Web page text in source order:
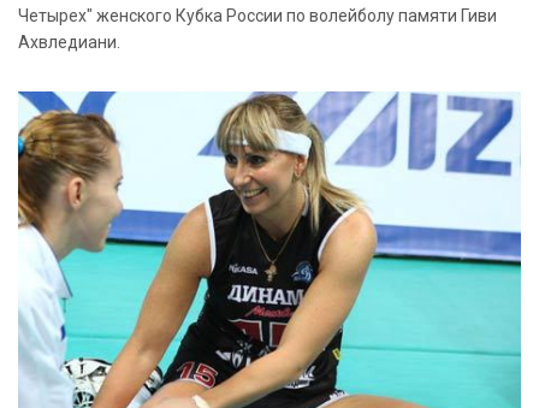
Четырех" женского Кубка России по волейболу памяти Гиви
Ахвледиани.